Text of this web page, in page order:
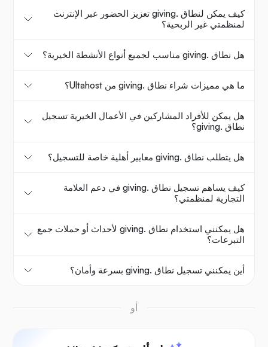
كيف يمكن لنطاق .giving تعزيز الحضور عبر الإنترنت
لمنظمتي غير الربحية؟
هل نطاق .giving مناسب لجميع أنواع الأنشطة الخيرية؟
ما هي مميزات شراء نطاق .giving من Ultahost؟
هل يمكن للأفراد المشاركين في الأعمال الخيرية تسجيل
نطاق .giving؟
هل يتطلب نطاق .giving معايير أهلية خاصة للتسجيل؟
كيف يساهم تسجيل نطاق .giving في دعم العلامة
التجارية لمنظمتي؟
هل يمكنني استخدام نطاق .giving لأحداث أو حملات جمع
التبرعات؟
أين يمكنني تسجيل نطاق .giving بسرعة وأمان؟
أو